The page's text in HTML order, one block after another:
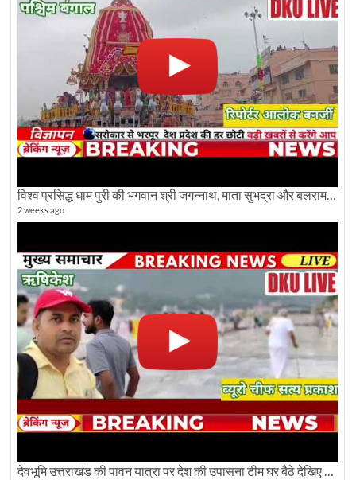
विश्व प्रसिद्ध धाम पुरी की भगवान श्री जगन्नाथ, माता सुभद्रा और बलराम जी की भव्य शोभा यात्रा देखिए
2 weeks ago